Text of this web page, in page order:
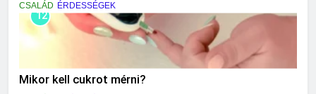
CSALÁD ÉRDESSÉGEK
12
Mikor kell cukrot mérni?